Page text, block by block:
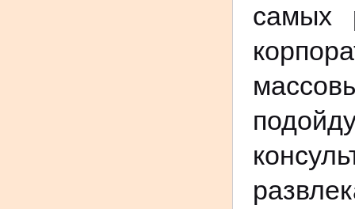
самых